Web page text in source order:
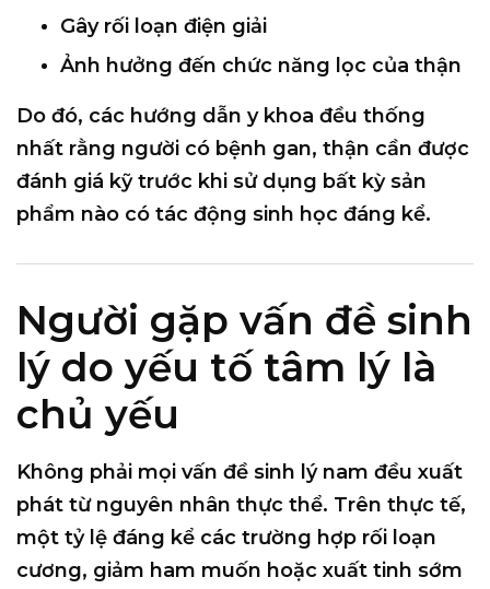
Gây rối loạn điện giải
Ảnh hưởng đến chức năng lọc của thận
Do đó, các hướng dẫn y khoa đều thống
nhất rằng người có bệnh gan, thận cần được
đánh giá kỹ trước khi sử dụng bất kỳ sản
phẩm nào có tác động sinh học đáng kể.
Người gặp vấn đề sinh
lý do yếu tố tâm lý là
chủ yếu
Không phải mọi vấn đề sinh lý nam đều xuất
phát từ nguyên nhân thực thể. Trên thực tế,
một tỷ lệ đáng kể các trường hợp rối loạn
cương, giảm ham muốn hoặc xuất tinh sớm